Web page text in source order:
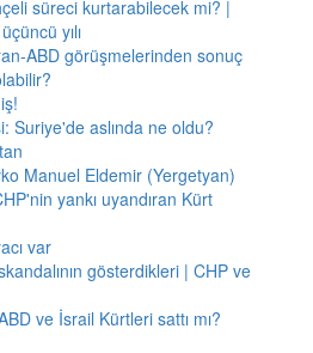
süreci kurtarabilecek mi? |
yılı
ABD görüşmelerinden sonuç
Suriye'de aslında ne oldu?
Manuel Eldemir (Yergetyan)
yankı uyandıran Kürt
var
gösterdikleri | CHP ve
ve İsrail Kürtleri sattı mı?